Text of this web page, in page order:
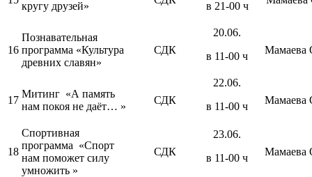
кругу друзей»
в 21-00 ч
16
Познавательная
программа «Культура
древних славян»
СДК
20.06.
в 11-00 ч
Мамаева
17
Митинг «А память
нам покоя не даёт… »
СДК
22.06.
в 11-00 ч
Мамаева
18
Спортивная
программа «Спорт
нам поможет силу
умножить »
СДК
23.06.
в 11-00 ч
Мамаева